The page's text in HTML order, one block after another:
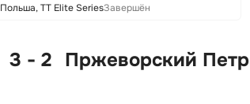
Польша, TT Elite SeriesЗавершён
3 - 2 Пржеворский Петр